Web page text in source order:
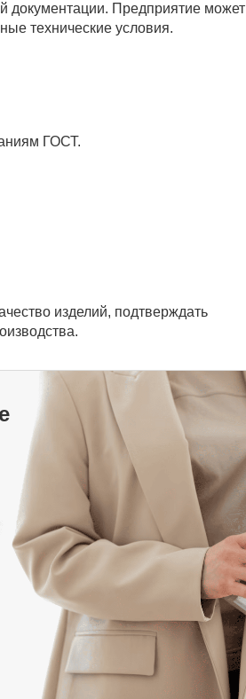
документации. Предприятие может
технические условия.
ГОСТ.
изделий, подтверждать